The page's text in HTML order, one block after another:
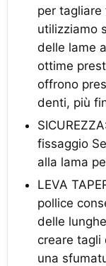
per
utilizziamo
delle lame
ottime
offrono
denti, più
fissaggio
alla lama
LEVA
pollice
delle
creare tagli
una